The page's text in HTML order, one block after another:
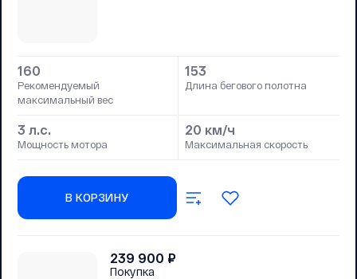
160
Рекомендуемый
максимальный вес
153
Длина бегового полотна
3 л.с.
Мощность мотора
20 км/ч
Максимальная скорость
В КОРЗИНУ
239 900 ₽
Покупка